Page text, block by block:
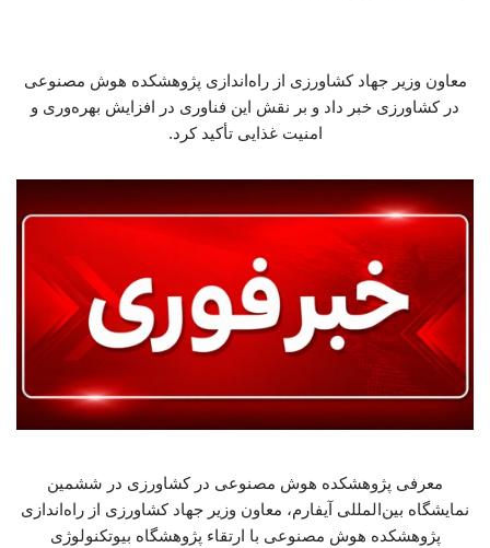
معاون وزیر جهاد کشاورزی از راه‌اندازی پژوهشکده هوش مصنوعی
در کشاورزی خبر داد و بر نقش این فناوری در افزایش بهره‌وری و
امنیت غذایی تأکید کرد.
معرفی پژوهشکده هوش مصنوعی در کشاورزی در ششمین
نمایشگاه بین‌المللی آیفارم، معاون وزیر جهاد کشاورزی از راه‌اندازی
پژوهشکده هوش مصنوعی با ارتقاء پژوهشگاه بیوتکنولوژی